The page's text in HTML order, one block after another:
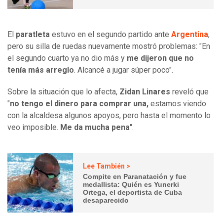
El paratleta estuvo en el segundo partido ante Argentina,
pero su silla de ruedas nuevamente mostró problemas: "En
el segundo cuarto ya no dio más y me dijeron que no
tenía más arreglo. Alcancé a jugar súper poco".
Sobre la situación que lo afecta, Zidan Linares reveló que
"no tengo el dinero para comprar una, estamos viendo
con la alcaldesa algunos apoyos, pero hasta el momento lo
veo imposible. Me da mucha pena".
Lee También >
Compite en Paranatación y fue
medallista: Quién es Yunerki
Ortega, el deportista de Cuba
desaparecido